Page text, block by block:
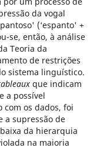
da vogal
(‘espanto' +
se, então, à análise
Teoria da
de restrições
sistema linguístico.
que indicam
a possível
com os dados, foi
a supressão de
da hierarquia
na maioria